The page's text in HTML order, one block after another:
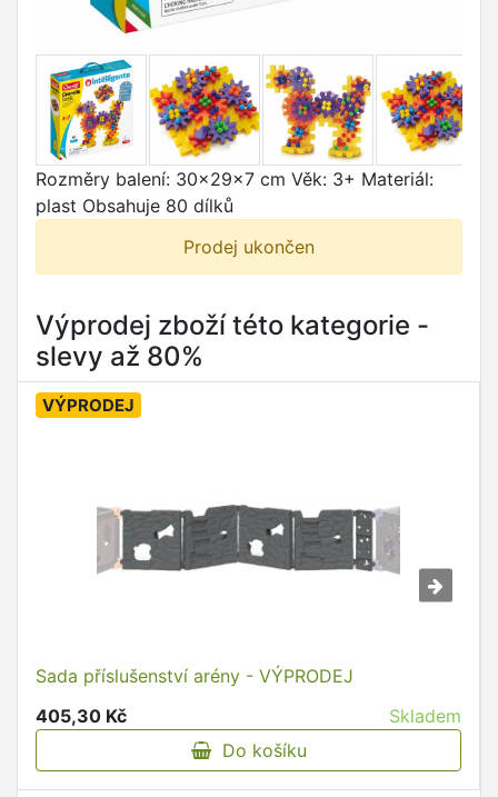
Rozměry balení: 30x29x7 cm Věk: 3+ Materiál:
plast Obsahuje 80 dílků
Prodej ukončen
Výprodej zboží této kategorie -
slevy až 80%
VÝPRODEJ
Sada příslušenství arény - VÝPRODEJ
405,30 Kč
Skladem
Do košíku